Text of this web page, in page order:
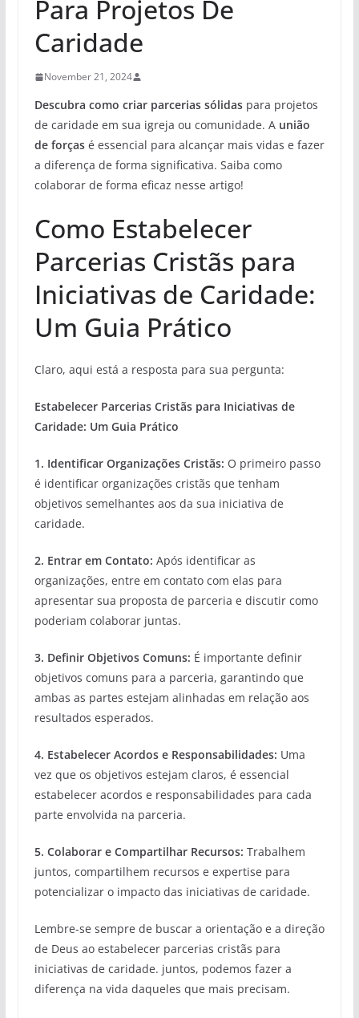
Para Projetos De
Caridade
November 21, 2024
Descubra como criar parcerias sólidaspara projetos
de caridade em sua igreja ou comunidade. A união
de forçasé essencial para alcançar mais vidas e fazer
a diferença de forma significativa. Saiba como
colaborar de forma eficaz nesse artigo!
Como Estabelecer
Parcerias Cristãs para
Iniciativas de Caridade:
Um Guia Prático
Claro, aqui está a resposta para sua pergunta:
Estabelecer Parcerias Cristãs para Iniciativas de
Caridade: Um Guia Prático
1. Identificar Organizações Cristãs: O primeiro passo
é identificar organizações cristãs que tenham
objetivos semelhantes aos da sua iniciativa de
caridade.
2. Entrar em Contato: Após identificar as
organizações, entre em contato com elas para
apresentar sua proposta de parceria e discutir como
poderiam colaborar juntas.
3. Definir Objetivos Comuns: É importante definir
objetivos comuns para a parceria, garantindo que
ambas as partes estejam alinhadas em relação aos
resultados esperados.
4. Estabelecer Acordos e Responsabilidades: Uma
vez que os objetivos estejam claros, é essencial
estabelecer acordos e responsabilidades para cada
parte envolvida na parceria.
5. Colaborar e Compartilhar Recursos: Trabalhem
juntos, compartilhem recursos e expertise para
potencializar o impacto das iniciativas de caridade.
Lembre-se sempre de buscar a orientação e a direção
de Deus ao estabelecer parcerias cristãs para
iniciativas de caridade. juntos, podemos fazer a
diferença na vida daqueles que mais precisam.